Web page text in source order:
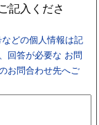
記入くださ
などの個人情報は記
回答が必要な お問
お問合わせ先へご